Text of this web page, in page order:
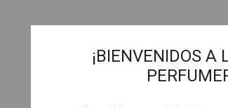
¡BIENVENIDOS A